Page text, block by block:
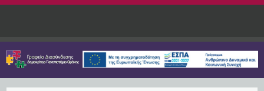
Παράκαμψη προς το κυρίως περιεχόμενο